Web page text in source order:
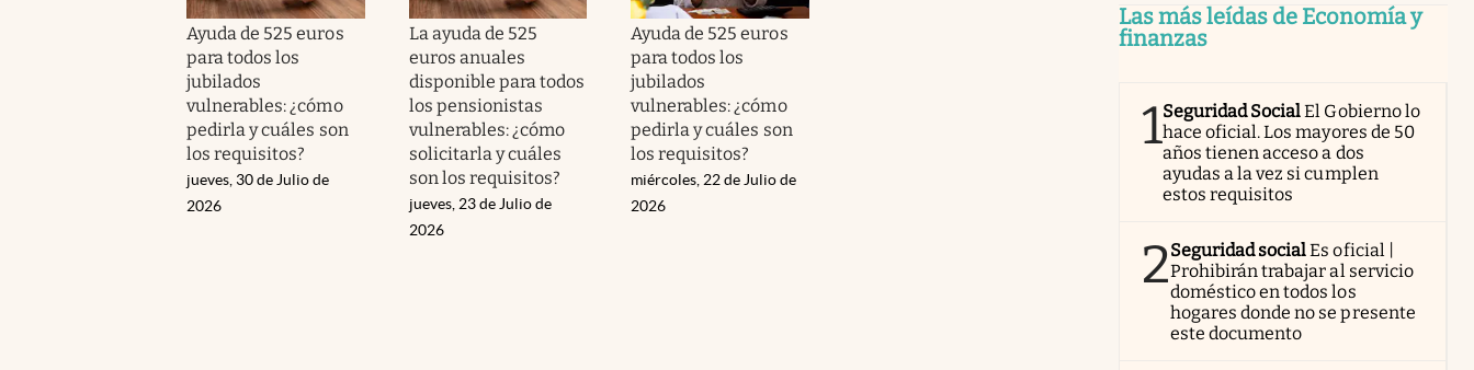
Ayuda de 525 euros
para todos los
jubilados
vulnerables: ¿cómo
pedirla y cuáles son
los requisitos?
jueves, 30 de Julio de
2026
La ayuda de 525
euros anuales
disponible para todos
los pensionistas
vulnerables: ¿cómo
solicitarla y cuáles
son los requisitos?
jueves, 23 de Julio de
2026
Ayuda de 525 euros
para todos los
jubilados
vulnerables: ¿cómo
pedirla y cuáles son
los requisitos?
miércoles, 22 de Julio de
2026
Las más leídas de Economía y
finanzas
1Seguridad SocialEl Gobierno lo
hace oficial. Los mayores de 50
años tienen acceso a dos
ayudas a la vez si cumplen
estos requisitos
2Seguridad socialEs oficial |
Prohibirán trabajar al servicio
doméstico en todos los
hogares donde no se presente
este documento